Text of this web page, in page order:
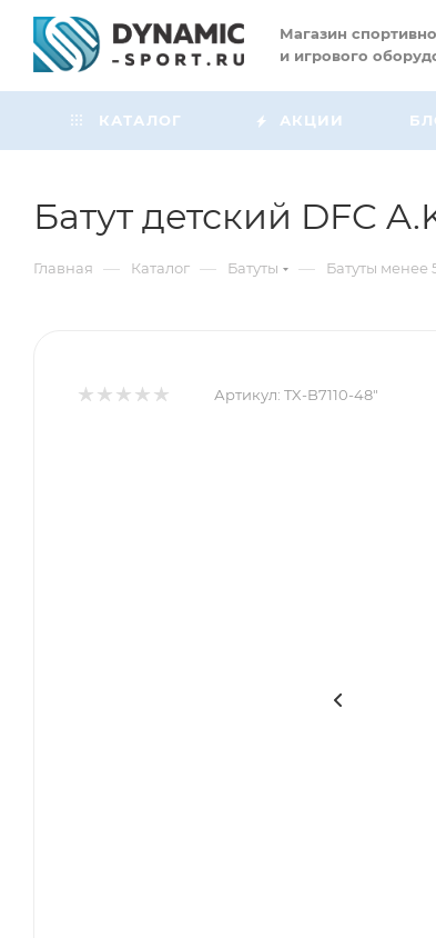
Магазин
и игрового
КАТАЛОГ АКЦИИ
Батут детский DFC
Главная — Каталог — Батуты — Батуты менее
Артикул: TX-B7110-48"